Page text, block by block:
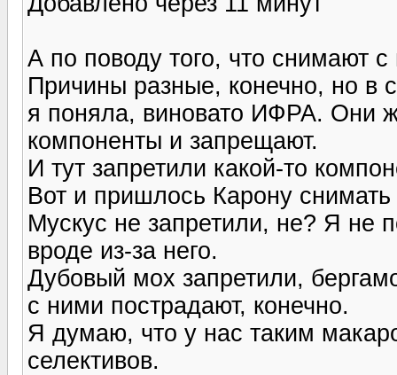
А по поводу того, что снимают с
Причины разные, конечно, но в
я поняла, виновато ИФРА. Они
компоненты и запрещают.
И тут запретили какой-то
Вот и пришлось Карону снимать
Мускус не запретили, не? Я не
вроде из-за него.
Дубовый мох запретили,
с ними пострадают, конечно.
Я думаю, что у нас таким
селективов.